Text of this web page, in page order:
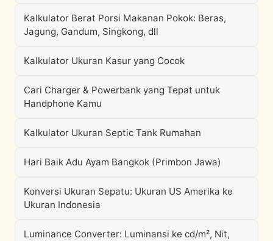
Kalkulator Berat Porsi Makanan Pokok: Beras,
Jagung, Gandum, Singkong, dll
Kalkulator Ukuran Kasur yang Cocok
Cari Charger & Powerbank yang Tepat untuk
Handphone Kamu
Kalkulator Ukuran Septic Tank Rumahan
Hari Baik Adu Ayam Bangkok (Primbon Jawa)
Konversi Ukuran Sepatu: Ukuran US Amerika ke
Ukuran Indonesia
Luminance Converter: Luminansi ke cd/m², Nit,